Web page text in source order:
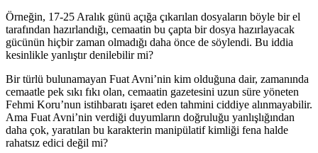
Örneğin, 17-25 Aralık günü açığa çıkarılan dosyaların böyle bir el
tarafından hazırlandığı, cemaatin bu çapta bir dosya hazırlayacak
gücünün hiçbir zaman olmadığı daha önce de söylendi. Bu iddia
kesinlikle yanlıştır denilebilir mi?
Bir türlü bulunamayan Fuat Avni’nin kim olduğuna dair, zamanında
cemaatle pek sıkı fıkı olan, cemaatin gazetesini uzun süre yöneten
Fehmi Koru’nun istihbaratı işaret eden tahmini ciddiye alınmayabilir.
Ama Fuat Avni’nin verdiği duyumların doğruluğu yanlışlığından
daha çok, yaratılan bu karakterin manipülatif kimliği fena halde
rahatsız edici değil mi?